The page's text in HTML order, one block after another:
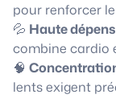
pour renforcer
💦 Haute
combine cardio
🧠
lents exigent